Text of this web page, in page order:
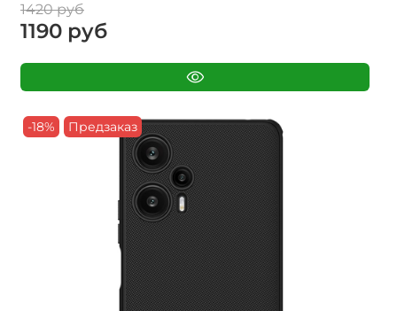
1420 руб
1190 руб
-18% Предзаказ